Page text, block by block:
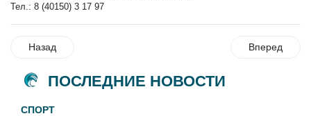
Тел.: 8 (40150) 3 17 97
Назад Вперед
ПОСЛЕДНИЕ НОВОСТИ
СПОРТ